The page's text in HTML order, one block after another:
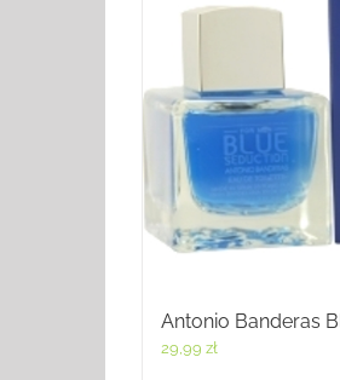
Antonio Banderas
29,99 zł